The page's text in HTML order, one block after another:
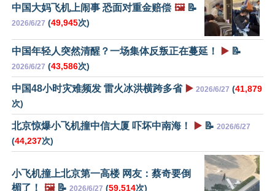
中国大妈飞机上闹事 恐面对重金赔偿 🖼️📝
2026/6/27 (49,945次)
中国年轻人突然清醒？一场集体反叛正在蔓延！ ▶️ 📝
2026/6/27 (43,586次)
中国48小时灾难频发 雷火冰洪横跨多省 ▶️ 2026/6/27 (41,879
次)
北京惊爆小飞机撞中信大厦 吓坏中南海！ ▶️ 📝 2026/6/27
(44,237次)
小飞机撞上北京第一高楼 网友：蔡奇要倒
楣了！
🖼️📝 2026/6/27 (59,514次)